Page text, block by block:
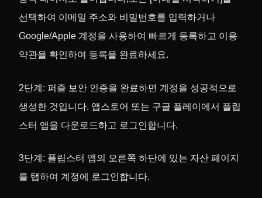
선택하여 이메일 주소와 비밀번호를 입력하거나
Google/Apple 계정을 사용하여 빠르게 등록하고 이용
약관을 확인하여 등록을 완료하세요.
2단계: 퍼즐 보안 인증을 완료하면 계정을 성공적으로
생성한 것입니다. 앱스토어 또는 구글 플레이에서 플립
스터 앱을 다운로드하고 로그인합니다.
3단계: 플립스터 앱의 오른쪽 하단에 있는 자산 페이지
를 탭하여 계정에 로그인합니다.